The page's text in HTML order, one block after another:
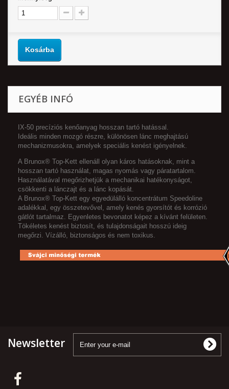
Kosárba
EGYÉB INFÓ
IX-50 precíziós kenőanyag hosszan tartó hatással.
Ideális minden mozgó részre, különösen lánc meghajtású
mechanizmusokra, amelyek speciális kenést igényelnek.
A Brunox® Top-Kett ellenáll olyan káros hatásoknak, mint a
hosszan tartó használat, magas nyomás vagy páratartalom.
Használatával megőrizhetjük a mechanikai hatékonyságot,
csökkenti a lánczajt és a lánc kopását.
A Brunox® Top-Kett egy egyedülálló koncentrátum Speedoline
adalékkal, egy összetevővel, amely kenés gyorsítót és korrózió
gátlót tartalmaz. Egyenletes bevonatot képez a kívánt felületen.
Tökéletes kenést biztosít, és tulajdonságait hosszú ideig
megőrzi. Vízálló, biztonságos és nem toxikus.
Newsletter